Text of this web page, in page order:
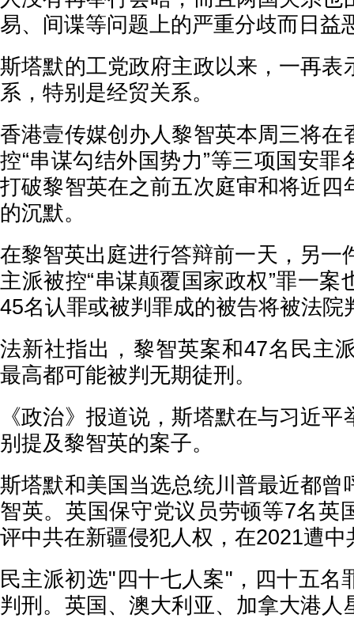
易、间谍等问题上的严重分歧而日益
斯塔默的工党政府主政以来，一再表
系，特别是经贸关系。
香港壹传媒创办人黎智英本周三将在
控“串谋勾结外国势力”等三项国安罪
打破黎智英在之前五次庭审和将近四
的沉默。
在黎智英出庭进行答辩前一天，另一
主派被控“串谋颠覆国家政权”罪一案
45名认罪或被判罪成的被告将被法院
法新社指出，黎智英案和47名民主
最高都可能被判无期徒刑。
《政治》报道说，斯塔默在与习近
别提及黎智英的案子。
斯塔默和美国当选总统川普最近都曾
智英。英国保守党议员劳顿等7名英
评中共在新疆侵犯人权，在2021遭中
民主派初选"四十七人案"，四十五名
判刑。英国、澳大利亚、加拿大港人